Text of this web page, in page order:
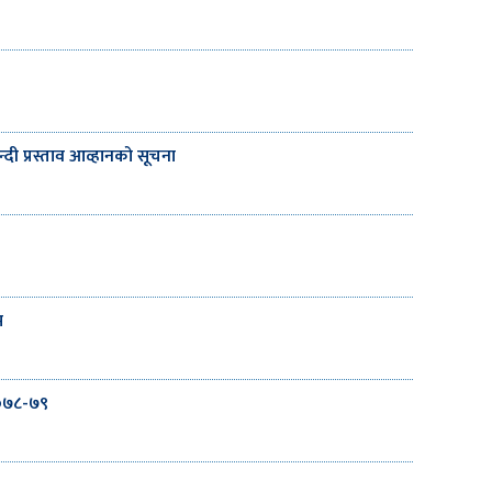
प्रस्ताव आव्हानको सूचना
७९